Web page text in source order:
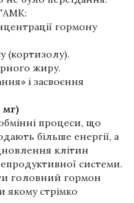
гормону
(кортизолу).
жиру.
і засвоєння
мг)
процеси, що
більше енергії, а
клітин
системи.
головний гормон
якому стрімко